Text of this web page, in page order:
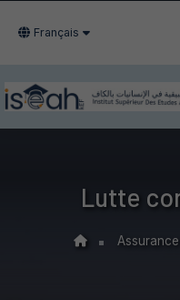
Français
Lutte
Assurance